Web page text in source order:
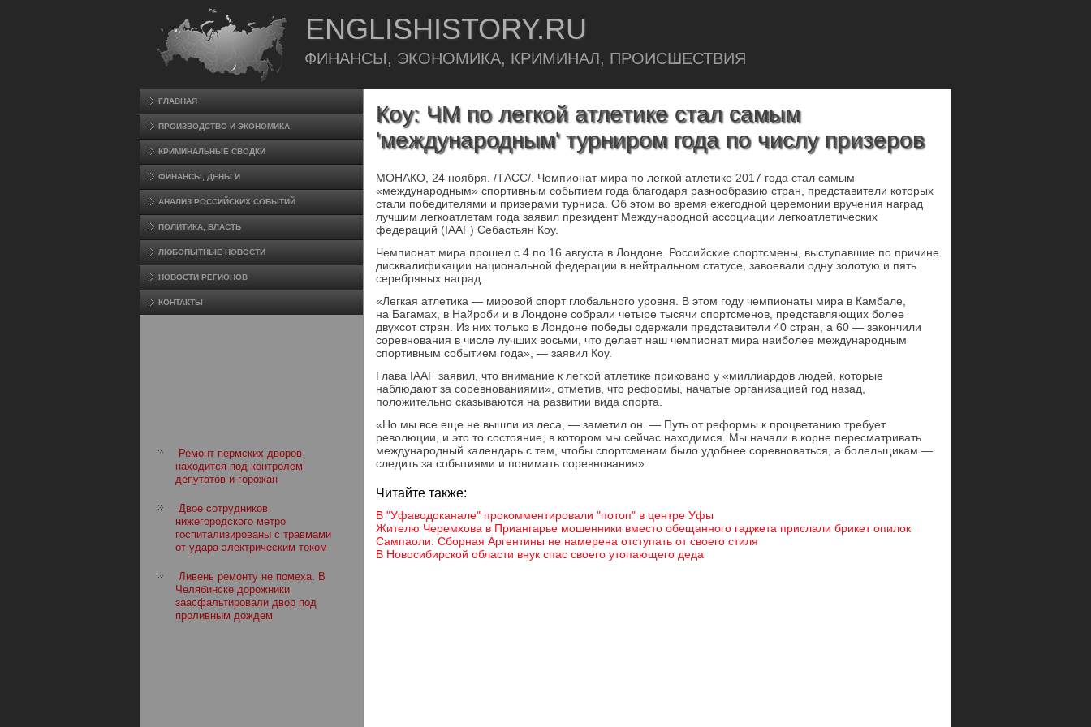
ENGLISHISTORY.RU
ФИНАНСЫ, ЭКОНОМИКА, КРИМИНАЛ, ПРОИСШЕСТВИЯ
ГЛАВНАЯ
ПРОИЗВΟДСТВО И ЭКОНОМИКА
КРИМИНАЛЬНЫЕ СВОДКИ
ФИНАНСЫ, ДЕНЬГИ
АНАЛИЗ РОССИЙСКИХ СОБЫТИЙ
ПОЛИТИКА, ВЛАСТЬ
ЛЮБОПЫТНЫЕ НОВОСТИ
НОВОСТИ РЕГИОНОВ
КОНТАКТЫ
Ремонт пермских дворов
находится под контролем
депутатов и горожан
Двое сотрудников
нижегородского метро
госпитализированы с травмами
от удара электрическим током
Ливень ремонту не помеха. В
Челябинске дорожники
заасфальтировали двор под
проливным дождем
Коу: ЧМ по легкой атлетике стал самым
'международным' турниром года по числу призеров
МОНАКО, 24 ноября. /ТАCC/. Чемпионат мира по легкой атлетике 2017 года стал самым
«международным» спортивным событием года благодаря разнообразию стран, представители которых
стали победителями и призерами турнира. Об этом во время ежегодной церемонии вручения наград
лучшим легкоатлетам года заявил президент Международной ассоциации легкоатлетических
федераций (IAAF) Себастьян Коу.
Чемпионат мира прошел с 4 по 16 августа в Лондоне. Российские спортсмены, выступавшие по причине
дисквалификации национальной федерации в нейтральном статусе, завоевали одну золотую и пять
серебряных наград.
«Легкая атлетика — мировой спорт глобального уровня. В этом году чемпионаты мира в Камбале,
на Багамах, в Найроби и в Лондоне собрали четыре тысячи спортсменов, представляющих более
двухсот стран. Из них только в Лондоне победы одержали представители 40 стран, а 60 — закончили
соревнования в числе лучших восьми, что делает наш чемпионат мира наиболее международным
спортивным событием года», — заявил Коу.
Глава IAAF заявил, что внимание к легкой атлетике приковано у «миллиардов людей, которые
наблюдают за соревнованиями», отметив, что реформы, начатые организацией год назад,
положительно сказываются на развитии вида спорта.
«Но мы все еще не вышли из леса, — заметил он. — Путь от реформы к процветанию требует
революции, и это то состояние, в котором мы сейчас находимся. Мы начали в корне пересматривать
международный календарь с тем, чтобы спортсменам было удобнее соревноваться, а болельщикам —
следить за событиями и понимать соревнования».
Читайте также:
В "Уфаводоканале" прокомментировали "потоп" в центре Уфы
Жителю Черемхова в Приангарье мошенники вместо обещанного гаджета прислали брикет опилок
Сампаоли: Сборная Аргентины не намерена отступать от своего стиля
В Новосибирской области внук спас своего утопающего деда